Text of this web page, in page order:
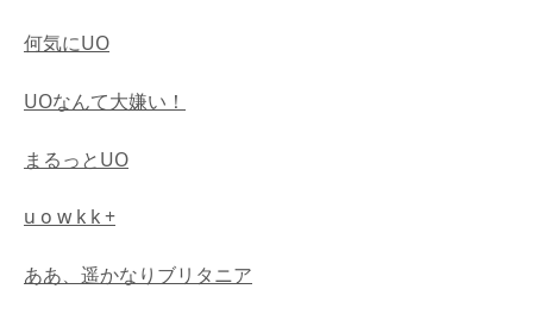
何気にUO
UOなんて大嫌い！
まるっとUO
u o w k k +
ああ、遥かなりブリタニア